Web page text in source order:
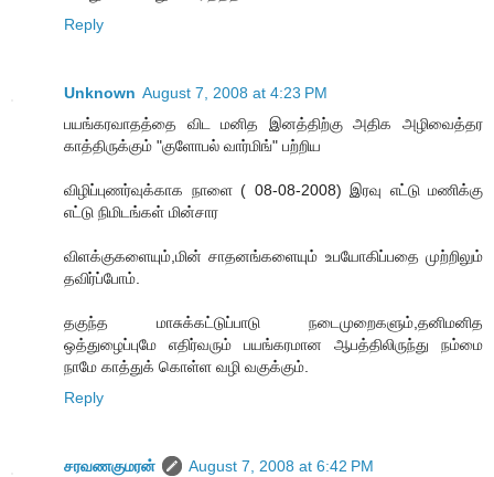
Reply
Unknown August 7, 2008 at 4:23 PM
பயங்கரவாதத்தை விட மனித இனத்திற்கு அதிக அழிவைத்தர
காத்திருக்கும் "குளோபல் வார்மிங்" பற்றிய
விழிப்புணர்வுக்காக நாளை ( 08-08-2008) இரவு எட்டு மணிக்கு
எட்டு நிமிடங்கள் மின்சார
விளக்குகளையும்,மின் சாதனங்களையும் உபயோகிப்பதை முற்றிலும்
தவிர்ப்போம்.
தகுந்த மாசுக்கட்டுப்பாடு நடைமுறைகளும்,தனிமனித
ஒத்துழைப்புமே எதிர்வரும் பயங்கரமான ஆபத்திலிருந்து நம்மை
நாமே காத்துக் கொள்ள வழி வகுக்கும்.
Reply
சரவணகுமரன்
August 7, 2008 at 6:42 PM